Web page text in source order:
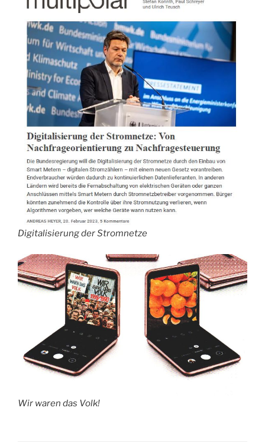
Digitalisierung der Stromnetze
Wir waren das Volk!